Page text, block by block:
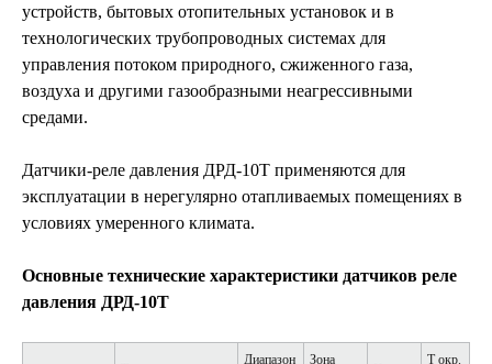
устройств, бытовых отопительных установок и в
технологических трубопроводных системах для
управления потоком природного, сжиженного газа,
воздуха и другими газообразными неагрессивными
средами.
Датчики-реле давления ДРД-10Т применяются для
эксплуатации в нерегулярно отапливаемых помещениях в
условиях умеренного климата.
Основные технические характеристики датчиков реле
давления ДРД-10Т
Диапазон
Зона
Т окр.